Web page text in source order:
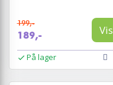
199,-
189,- Vis
På lager